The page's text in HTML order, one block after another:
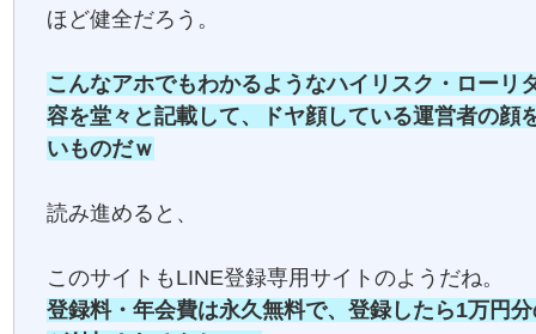
ほど健全だろう。
こんなアホでもわかるようなハイリスク・ローリ
容を堂々と記載して、ドヤ顔している運営者の顔
いものだｗ
読み進めると、
このサイトもLINE登録専用サイトのようだね。
登録料・年会費は永久無料で、登録したら1万円